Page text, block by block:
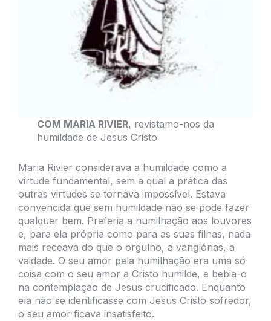
COM MARIA RIVIER, revistamo-nos da
humildade de Jesus Cristo
Maria Rivier considerava a humildade como a
virtude fundamental, sem a qual a prática das
outras virtudes se tornava impossível. Estava
convencida que sem humildade não se pode fazer
qualquer bem. Preferia a humilhação aos louvores
e, para ela própria como para as suas filhas, nada
mais receava do que o orgulho, a vanglórias, a
vaidade. O seu amor pela humilhação era uma só
coisa com o seu amor a Cristo humilde, e bebia-o
na contemplação de Jesus crucificado. Enquanto
ela não se identificasse com Jesus Cristo sofredor,
o seu amor ficava insatisfeito.